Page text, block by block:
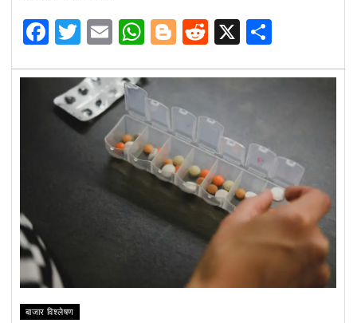
Facebook
Twitter
EmailWhatsApp
Blogger
Reddit
X
बाजार विश्लेषण